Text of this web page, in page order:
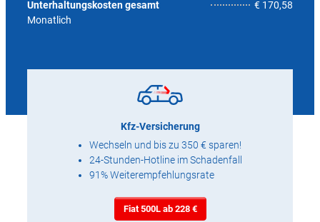
Unterhaltungskosten gesamt
Monatlich
€ 170,58
Kfz-Versicherung
Wechseln und bis zu 350 € sparen!
24-Stunden-Hotline im Schadenfall
91% Weiterempfehlungsrate
Fiat 500L ab 228 €